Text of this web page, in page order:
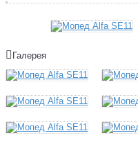
Галерея